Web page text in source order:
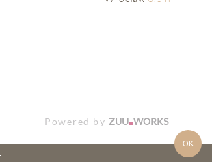
Powered by ZUU WORKS
OK